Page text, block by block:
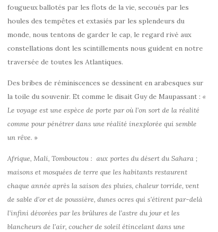
fougueux ballotés par les flots de la vie, secoués par les
houles des tempêtes et extasiés par les splendeurs du
monde, nous tentons de garder le cap, le regard rivé aux
constellations dont les scintillements nous guident en notre
traversée de toutes les Atlantiques.
Des bribes de réminiscences se dessinent en arabesques sur
la toile du souvenir. Et comme le disait Guy de Maupassant : «
Le voyage est une espèce de porte par où l’on sort de la réalité
comme pour pénétrer dans une réalité inexplorée qui semble
un rêve. »
Afrique, Mali, Tombouctou : aux portes du désert du Sahara ;
maisons et mosquées de terre que les habitants restaurent
chaque année après la saison des pluies, chaleur torride, vent
de sable d’or et de poussière, dunes ocres qui s’étirent par-delà
l’infini dévorées par les brûlures de l’astre du jour et les
blancheurs de l’air, coucher de soleil étincelant dans une